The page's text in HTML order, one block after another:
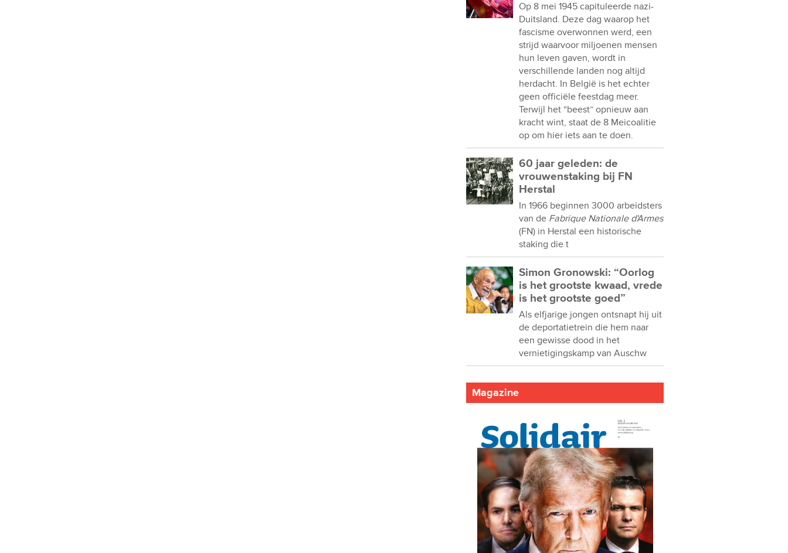
Op 8 mei 1945 capituleerde nazi-
Duitsland. Deze dag waarop het
fascisme overwonnen werd, een
strijd waarvoor miljoenen mensen
hun leven gaven, wordt in
verschillende landen nog altijd
herdacht. In België is het echter
geen officiële feestdag meer.
Terwijl het “beest” opnieuw aan
kracht wint, staat de 8 Meicoalitie
op om hier iets aan te doen.
60 jaar geleden: de
vrouwenstaking bij FN
Herstal
In 1966 beginnen 3000 arbeidsters
van de Fabrique Nationale d'Armes
(FN) in Herstal een historische
staking die t
Simon Gronowski: “Oorlog
is het grootste kwaad, vrede
is het grootste goed”
Als elfjarige jongen ontsnapt hij uit
de deportatietrein die hem naar
een gewisse dood in het
vernietigingskamp van Auschw
Magazine